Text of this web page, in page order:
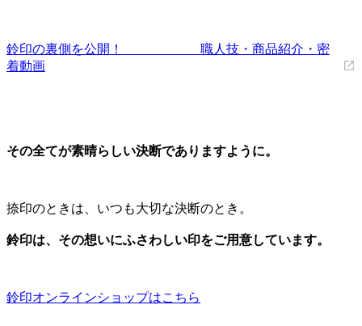
鈴印の裏側を公開！ 職人技・商品紹介・密
着動画
その全てが素晴らしい決断でありますように。
捺印のときは、いつも大切な決断のとき。
鈴印は、その想いにふさわしい印をご用意しています。
鈴印オンラインショップはこちら